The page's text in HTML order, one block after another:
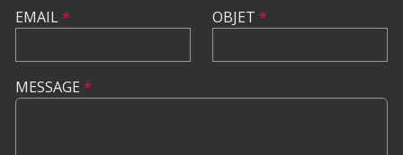
EMAIL* OBJET *
MESSAGE *